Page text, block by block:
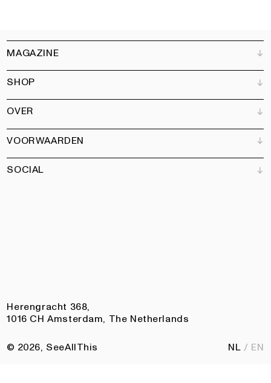
MAGAZINE
Klantenservice
Verkooppunten
Adverteren
Partners
Kunstbrief
SHOP
Alle producten
Magazine
Boeken
Tuin
OVER
Ons team
Vacatures
Contact
VOORWAARDEN
Algemene voorwaarden
SOCIAL
Herengracht 368,
1016 CH Amsterdam, The Netherlands
NL EN
© 2026, SeeAllThis